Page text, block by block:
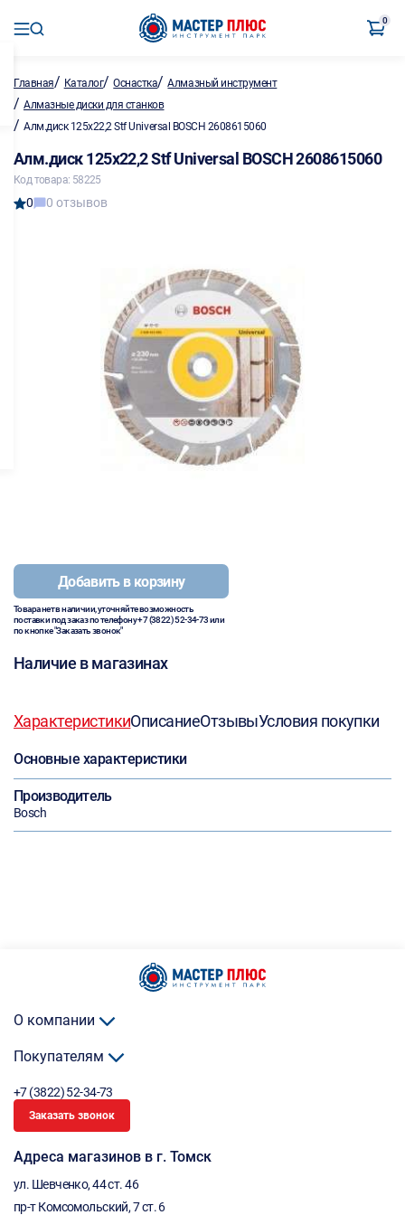
0
Главная/ Каталог/Оснастка/Алмазный инструмент
/ Алмазные диски для станков
/ Алм.диск 125х22,2 Stf Universal BOSCH 2608615060
Алм.диск 125х22,2 Stf Universal BOSCH 2608615060
Код товара: 58225
0 0 отзывов
Добавить в корзину
Товара нет в наличии, уточняйте возможность
поставки под заказ по телефону+7 (3822) 52-34-73или
по кнопке "Заказать звонок"
Наличие в магазинах
ХарактеристикиОписаниеОтзывыУсловия покупки
Основные характеристики
Производитель
Bosch
О компании
Покупателям
+7 (3822) 52-34-73
Заказать звонок
Адреса магазинов в г. Томск
ул. Шевченко, 44 ст. 46
пр-т Комсомольский, 7 ст. 6